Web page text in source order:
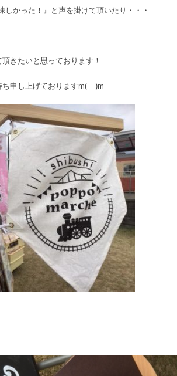
かった！』と声を掛けて頂いたり・・・
きたいと思っております！
申し上げておりますm(__)m